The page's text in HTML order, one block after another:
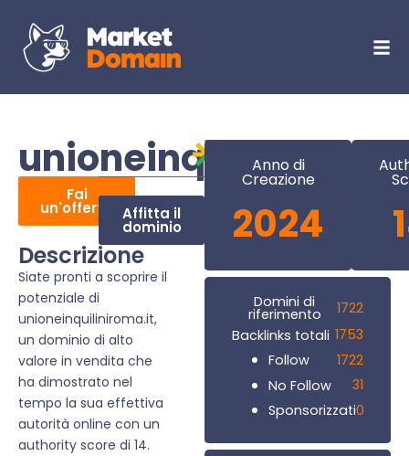
Fai
un'offerta Affitta il
dominio
Descrizione
Siate pronti a scoprire il
potenziale di
unioneinquiliniroma.it,
un dominio di alto
valore in vendita che
ha dimostrato nel
tempo la sua effettiva
autorità online con un
authority score di 14.
Anno di
Creazione
2024
Domini di
riferimento
1722
Backlinks totali 1753
Follow
1722
No Follow
31
Sponsorizzati0